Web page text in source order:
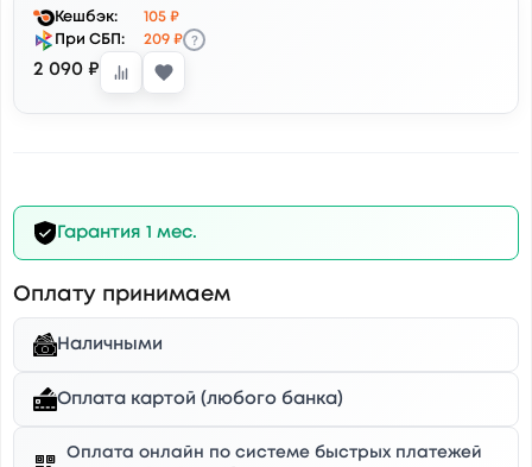
Кешбэк:
105 ₽
При СБП:
209 ₽ ?
2 090 ₽
Гарантия 1 мес.
Оплату принимаем
Наличными
Оплата картой (любого банка)
Оплата онлайн по системе быстрых платежей